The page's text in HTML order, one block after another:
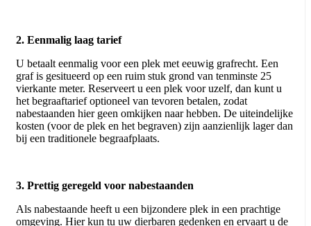
2. Eenmalig laag tarief
U betaalt eenmalig voor een plek met eeuwig grafrecht. Een
graf is gesitueerd op een ruim stuk grond van tenminste 25
vierkante meter. Reserveert u een plek voor uzelf, dan kunt u
het begraaftarief optioneel van tevoren betalen, zodat
nabestaanden hier geen omkijken naar hebben. De uiteindelijke
kosten (voor de plek en het begraven) zijn aanzienlijk lager dan
bij een traditionele begraafplaats.
3. Prettig geregeld voor nabestaanden
Als nabestaande heeft u een bijzondere plek in een prachtige
omgeving. Hier kun tu uw dierbaren gedenken en ervaart u de